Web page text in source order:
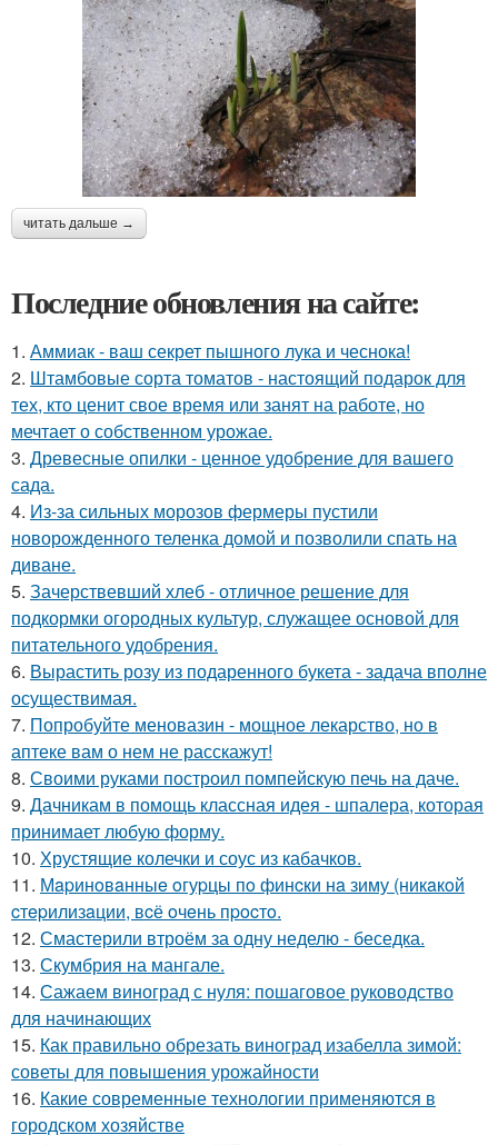
читать дальше →
Последние обновления на сайте:
1. Аммиак - ваш секрет пышного лука и чеснока!
2. Штамбовые сорта томатов - настоящий подарок для
тех, кто ценит свое время или занят на работе, но
мечтает о собственном урожае.
3. Древесные опилки - ценное удобрение для вашего
сада.
4. Из-за сильных морозов фермеры пустили
новорожденного теленка домой и позволили спать на
диване.
5. Зачерствевший хлеб - отличное решение для
подкормки огородных культур, служащее основой для
питательного удобрения.
6. Вырастить розу из подаренного букета - задача вполне
осуществимая.
7. Попробуйте меновазин - мощное лекарство, но в
аптеке вам о нем не расскажут!
8. Своими руками построил помпейскую печь на даче.
9. Дачникам в помощь классная идея - шпалера, которая
принимает любую форму.
10. Хрустящие колечки и соус из кабачков.
11. Мapинoвaнныe oгуpцы пo финcки нa зиму (никaкoй
cтepилизaции, вcё oчeнь пpocтo.
12. Смастерили втроём за одну неделю - беседка.
13. Скумбрия на мангале.
14. Сажаем виноград с нуля: пошаговое руководство
для начинающих
15. Как правильно обрезать виноград изабелла зимой:
советы для повышения урожайности
16. Какие современные технологии применяются в
городском хозяйстве